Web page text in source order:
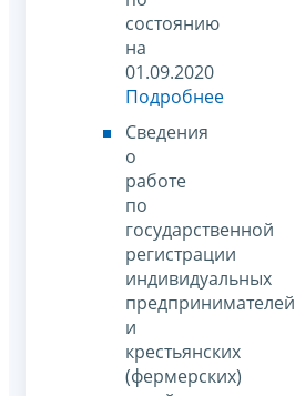
состоянию
на
01.09.2020
Подробнее
Сведения
о
работе
по
государственной
регистрации
индивидуальных
предпринимателей
и
крестьянских
(фермерских)